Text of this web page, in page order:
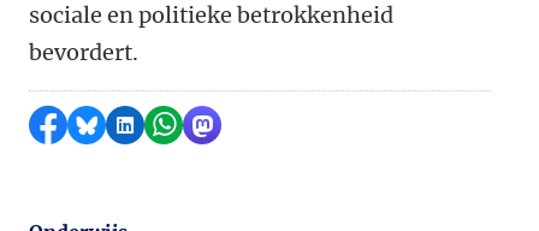
sociale en politieke betrokkenheid
bevordert.
Delen op Facebook
Delen via Bluesky
Delen op LinkedIn
Delen via WhatsApp
Delen via Mastodon